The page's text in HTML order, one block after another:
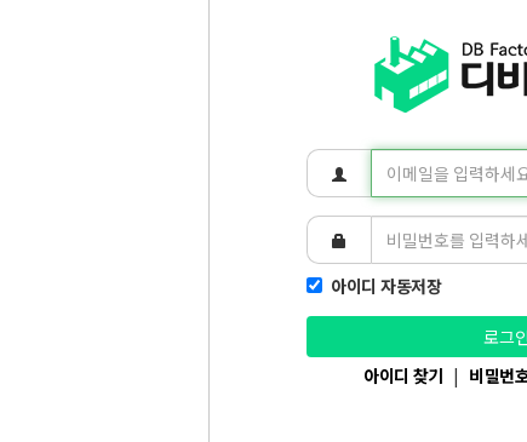
아이디 자동저장
로그인
아이디 찾기 | 비밀번